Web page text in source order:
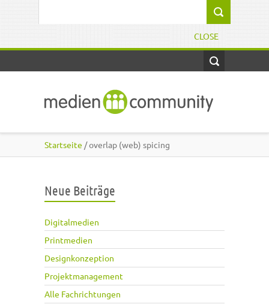
CLOSE
Startseite / overlap (web) spicing
Neue Beiträge
Digitalmedien
Printmedien
Designkonzeption
Projektmanagement
Alle Fachrichtungen